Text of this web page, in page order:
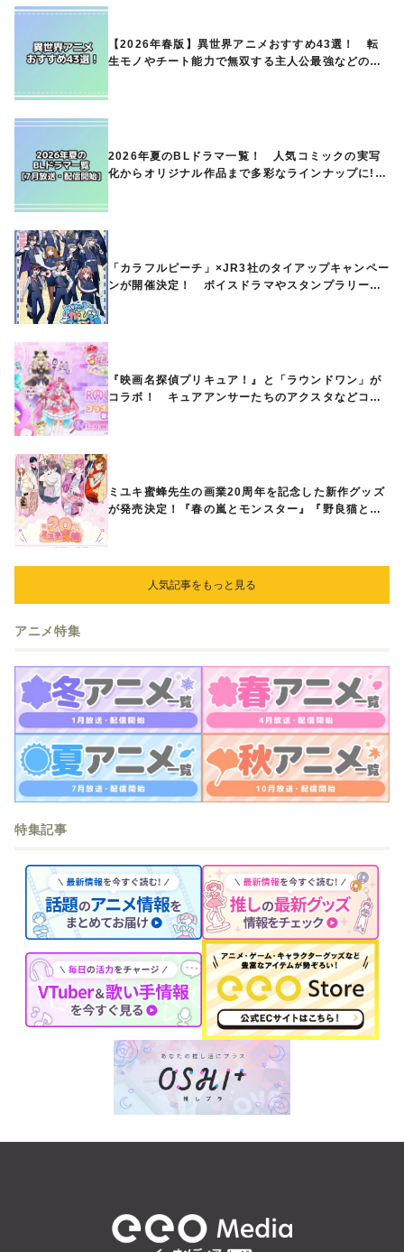
【2026年春版】異世界アニメおすすめ43選！ 転
生モノやチート能力で無双する主人公最強などの人
2026年夏のBLドラマ一覧！ 人気コミックの実写
化からオリジナル作品まで多彩なラインナップに!!
「カラフルピーチ」×JR3社のタイアップキャンペー
ンが開催決定！ ボイスドラマやスタンプラリー、
『映画名探偵プリキュア！』と「ラウンドワン」が
コラボ！ キュアアンサーたちのアクスタなどコラ
ミユキ蜜蜂先生の画業20周年を記念した新作グッズ
が発売決定！『春の嵐とモンスター』『野良猫と
人気記事をもっと見る
アニメ特集
特集記事